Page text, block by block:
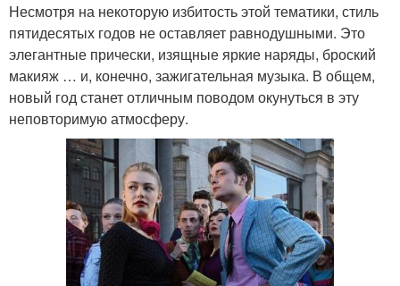
Несмотря на некоторую избитость этой тематики, стиль
пятидесятых годов не оставляет равнодушными. Это
элегантные прически, изящные яркие наряды, броский
макияж … и, конечно, зажигательная музыка. В общем,
новый год станет отличным поводом окунуться в эту
неповторимую атмосферу.